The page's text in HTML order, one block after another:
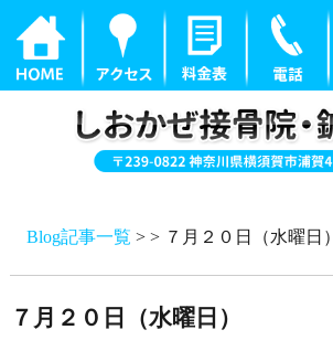
Blog記事一覧 > > ７月２０日（水曜日）
７月２０日（水曜日）